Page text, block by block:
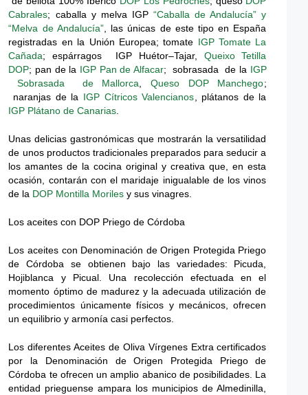
Cabrales; caballa y melva IGP“Caballa de Andalucía” y
“Melva de Andalucía”, las únicas de este tipo en España
registradas en la Unión Europea; tomate IGP Tomate La
Cañada; espárragos IGP Huétor–Tajar, Queixo Tetilla
DOP; pan de la IGP Pan de Alfacar; sobrasada de la IGP
Sobrasada de Mallorca ,Queso DOP Manchego;
naranjas de la IGP Cítricos Valencianos , plátanos de la
IGP Plátano de Canarias
Unas delicias gastronómicas que mostrarán la versatilidad
de unos productos tradicionales preparados para seducir a
los amantes de la cocina original y creativa que, en esta
ocasión, contarán con el maridaje inigualable de los vinos
de la DOP Montilla Moriles y sus vinagres.
Los aceites con DOP Priego de Córdoba
Los aceites con Denominación de Origen Protegida Priego
de Córdoba se obtienen bajo las variedades: Picuda,
Hojiblanca y Picual. Una recolección efectuada en el
momento óptimo de madurez y la adecuada utilización de
procedimientos únicamente físicos y mecánicos, ofrecen
un equilibrio y armonía casi perfectos.
Los diferentes Aceites de Oliva Vírgenes Extra certificados
por la Denominación de Origen Protegida Priego de
Córdoba te ofrecen un amplio abanico de posibilidades. La
entidad prieguense ampara los municipios de Almedinilla,